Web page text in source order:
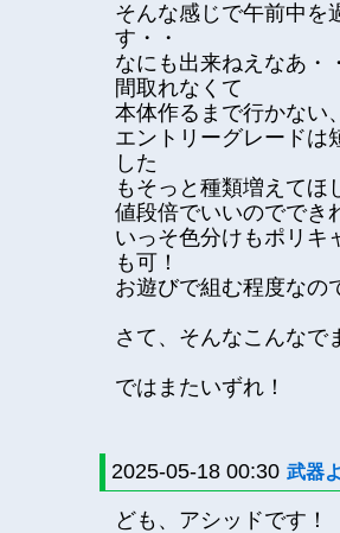
そんな感じで午前中を
す・・
なにも出来ねえなあ・
間取れなくて
本体作るまで行かない
エントリーグレードは
した
もそっと種類増えてほ
値段倍でいいのででき
いっそ色分けもポリキ
も可！
お遊びで組む程度なの
さて、そんなこんなで
ではまたいずれ！
2025-05-18 00:30 武器
ども、アシッドです！